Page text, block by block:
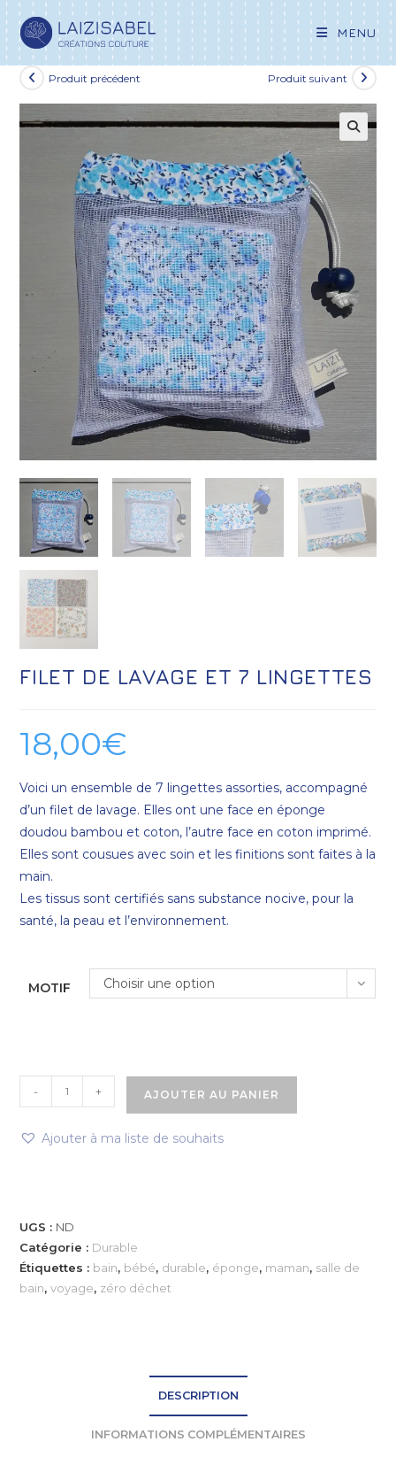
MENU
Produit précédent Produit suivant
FILET DE LAVAGE ET 7 LINGETTES
18,00€
Voici un ensemble de 7 lingettes assorties, accompagné
d’un filet de lavage. Elles ont une face en éponge
doudou bambou et coton, l’autre face en coton imprimé.
Elles sont cousues avec soin et les finitions sont faites à la
main.
Les tissus sont certifiés sans substance nocive, pour la
santé, la peau et l’environnement.
MOTIF Choisir une option
- + AJOUTER AU PANIER
Ajouter à ma liste de souhaits
UGS : ND
Catégorie : Durable
Étiquettes : bain, bébé, durable, éponge, maman, salle de
bain,voyage, zéro déchet
DESCRIPTION
INFORMATIONS COMPLÉMENTAIRES